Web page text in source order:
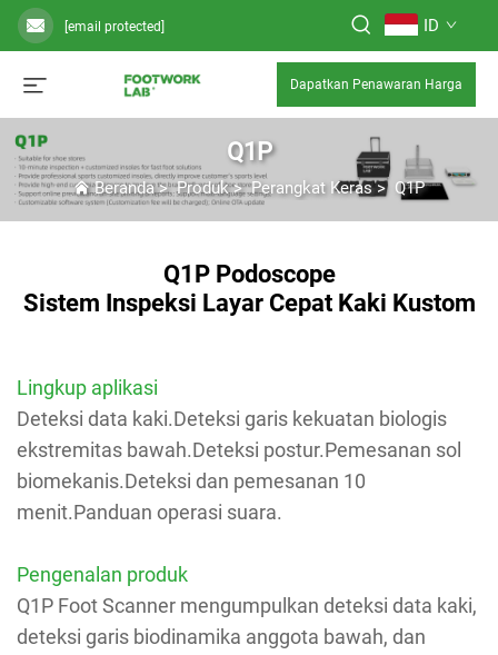
[email protected] ID
Dapatkan Penawaran Harga
Q1P
Beranda>Produk>Perangkat Keras> Q1P
Q1P Podoscope
Sistem Inspeksi Layar Cepat Kaki Kustom
Lingkup aplikasi
Deteksi data kaki.Deteksi garis kekuatan biologis
ekstremitas bawah.Deteksi postur.Pemesanan sol
biomekanis.Deteksi dan pemesanan 10
menit.Panduan operasi suara.
Pengenalan produk
Q1P Foot Scanner mengumpulkan deteksi data kaki,
deteksi garis biodinamika anggota bawah, dan